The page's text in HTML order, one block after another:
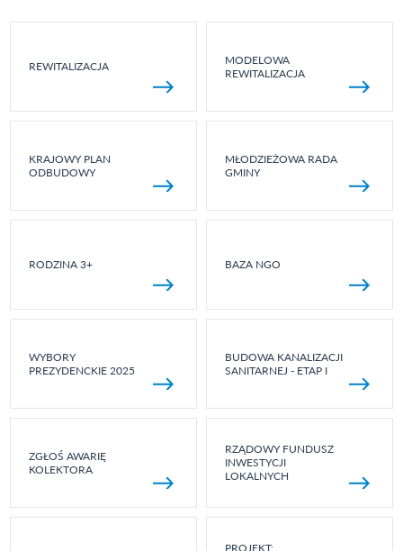
REWITALIZACJA
MODELOWA
REWITALIZACJA
KRAJOWY PLAN
ODBUDOWY
MŁODZIEŻOWA RADA
GMINY
RODZINA 3+ BAZA NGO
WYBORY
PREZYDENCKIE 2025
BUDOWA KANALIZACJI
SANITARNEJ - ETAP I
ZGŁOŚ AWARIĘ
KOLEKTORA
RZĄDOWY FUNDUSZ
INWESTYCJI
LOKALNYCH
PROJEKT: